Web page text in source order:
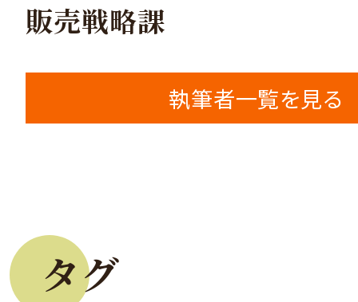
販売戦略課
執筆者一覧を見る
タグ